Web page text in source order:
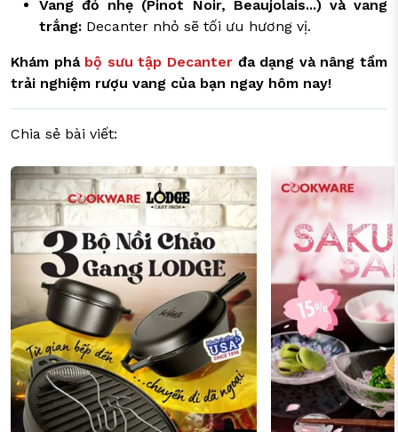
Vang đỏ nhẹ (Pinot Noir, Beaujolais...) và vang
trắng: Decanter nhỏ sẽ tối ưu hương vị.
Khám phá bộ sưu tập Decanter đa dạng và nâng tầm
trải nghiệm rượu vang của bạn ngay hôm nay!
Chia sẻ bài viết: